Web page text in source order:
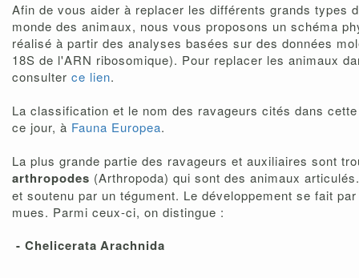
Afin de vous aider à replacer les différents grands types
monde des animaux, nous vous proposons un schéma
réalisé à partir des analyses basées sur des données
18S de l'ARN ribosomique). Pour replacer les animaux
consulter ce lien.
La classification et le nom des ravageurs cités dans
ce jour, à Fauna Europea.
La plus grande partie des ravageurs et auxiliaires sont
arthropodes (Arthropoda) qui sont des animaux
et soutenu par un tégument. Le développement se fait
mues. Parmi ceux-ci, on distingue :
- Chelicerata Arachnida